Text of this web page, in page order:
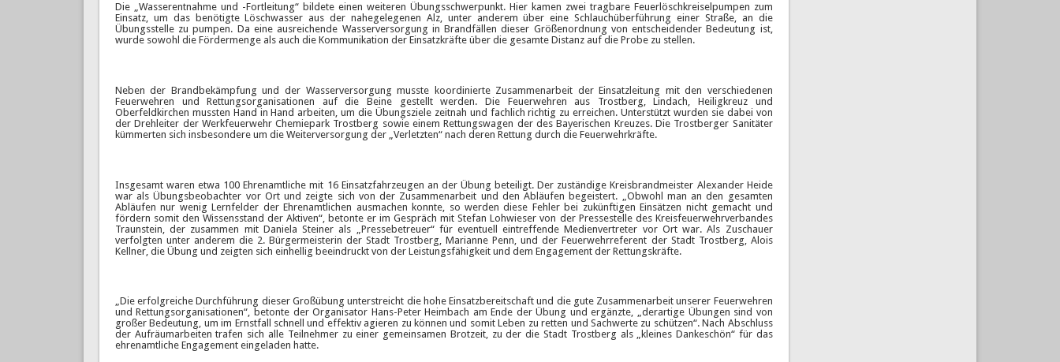
Die „Wasserentnahme und -Fortleitung“ bildete einen weiteren Übungsschwerpunkt. Hier kamen zwei tragbare Feuerlöschkreiselpumpen zum
Einsatz, um das benötigte Löschwasser aus der nahegelegenen Alz, unter anderem über eine Schlauchüberführung einer Straße, an die
Übungsstelle zu pumpen. Da eine ausreichende Wasserversorgung in Brandfällen dieser Größenordnung von entscheidender Bedeutung ist,
wurde sowohl die Fördermenge als auch die Kommunikation der Einsatzkräfte über die gesamte Distanz auf die Probe zu stellen.
Neben der Brandbekämpfung und der Wasserversorgung musste koordinierte Zusammenarbeit der Einsatzleitung mit den verschiedenen
Feuerwehren und Rettungsorganisationen auf die Beine gestellt werden. Die Feuerwehren aus Trostberg, Lindach, Heiligkreuz und
Oberfeldkirchen mussten Hand in Hand arbeiten, um die Übungsziele zeitnah und fachlich richtig zu erreichen. Unterstützt wurden sie dabei von
der Drehleiter der Werkfeuerwehr Chemiepark Trostberg sowie einem Rettungswagen der des Bayerischen Kreuzes. Die Trostberger Sanitäter
kümmerten sich insbesondere um die Weiterversorgung der „Verletzten“ nach deren Rettung durch die Feuerwehrkräfte.
Insgesamt waren etwa 100 Ehrenamtliche mit 16 Einsatzfahrzeugen an der Übung beteiligt. Der zuständige Kreisbrandmeister Alexander Heide
war als Übungsbeobachter vor Ort und zeigte sich von der Zusammenarbeit und den Abläufen begeistert. „Obwohl man an den gesamten
Abläufen nur wenig Lernfelder der Ehrenamtlichen ausmachen konnte, so werden diese Fehler bei zukünftigen Einsätzen nicht gemacht und
fördern somit den Wissensstand der Aktiven“, betonte er im Gespräch mit Stefan Lohwieser von der Pressestelle des Kreisfeuerwehrverbandes
Traunstein, der zusammen mit Daniela Steiner als „Pressebetreuer“ für eventuell eintreffende Medienvertreter vor Ort war. Als Zuschauer
verfolgten unter anderem die 2. Bürgermeisterin der Stadt Trostberg, Marianne Penn, und der Feuerwehrreferent der Stadt Trostberg, Alois
Kellner, die Übung und zeigten sich einhellig beeindruckt von der Leistungsfähigkeit und dem Engagement der Rettungskräfte.
„Die erfolgreiche Durchführung dieser Großübung unterstreicht die hohe Einsatzbereitschaft und die gute Zusammenarbeit unserer Feuerwehren
und Rettungsorganisationen“, betonte der Organisator Hans-Peter Heimbach am Ende der Übung und ergänzte, „derartige Übungen sind von
großer Bedeutung, um im Ernstfall schnell und effektiv agieren zu können und somit Leben zu retten und Sachwerte zu schützen“. Nach Abschluss
der Aufräumarbeiten trafen sich alle Teilnehmer zu einer gemeinsamen Brotzeit, zu der die Stadt Trostberg als „kleines Dankeschön“ für das
ehrenamtliche Engagement eingeladen hatte.